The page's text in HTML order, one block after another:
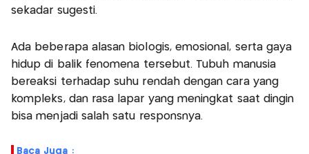
sekadar sugesti.
Ada beberapa alasan biologis, emosional, serta gaya
hidup di balik fenomena tersebut. Tubuh manusia
bereaksi terhadap suhu rendah dengan cara yang
kompleks, dan rasa lapar yang meningkat saat dingin
bisa menjadi salah satu responsnya.
Baca Juga :